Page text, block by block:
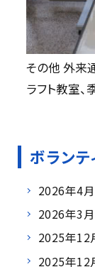
その他 外来
ラフト教室
ボラン
2026年4
2026年3
2025年12
2025年12